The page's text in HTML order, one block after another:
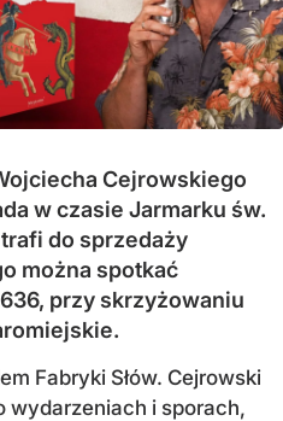
Cejrowskiego
w czasie Jarmarku św.
do sprzedaży
można spotkać
przy skrzyżowaniu
Fabryki Słów. Cejrowski
wydarzeniach i sporach,